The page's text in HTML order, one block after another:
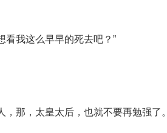
看我这么早早的死去吧？”
那，太皇太后，也就不要再勉强了